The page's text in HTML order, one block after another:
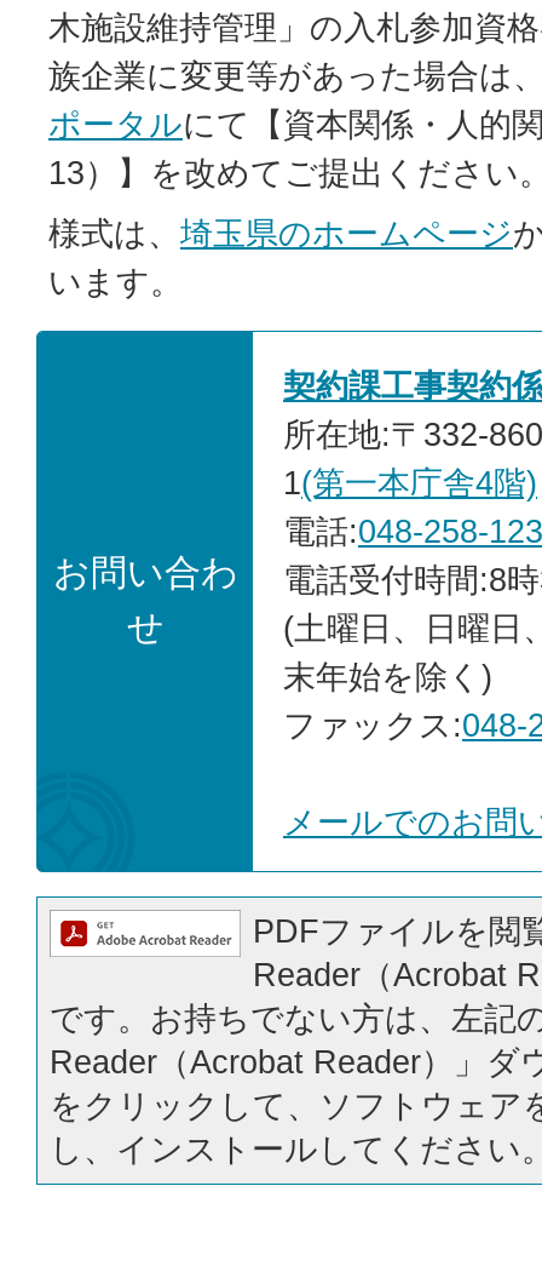
木施設維持管理」の入札参加資
族企業に変更等があった場合は
ポータルにて【資本関係・人的
13）】を改めてご提出ください
様式は、 埼玉県のホームページ
います。
お問い合わ
せ
契約課工事契約
所在地:〒332-
1(第一本庁舎4階)
電話:048-258-
電話受付時間:8
(土曜日、日曜日
末年始を除く)
ファックス:048-
メールでのお問
PDFファイルを閲
Reader（Acrobat
です。お持ちでない方は、左記
Reader（Acrobat Reader）」ダ
をクリックして、ソフトウェア
し、インストールしてください